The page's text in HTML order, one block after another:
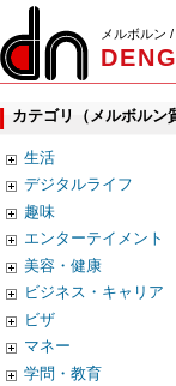
メルボルン
カテゴリ（メルボルン
生活
デジタルライフ
趣味
エンターテイメント
美容・健康
ビジネス・キャリア
ビザ
マネー
学問・教育